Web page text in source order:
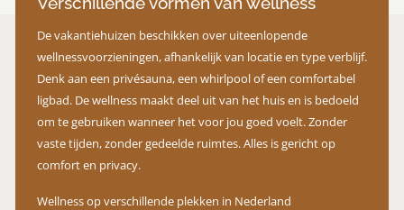
De vakantiehuizen beschikken over uiteenlopende
wellnessvoorzieningen, afhankelijk van locatie en type verblijf.
Denk aan een privésauna, een whirlpool of een comfortabel
ligbad. De wellness maakt deel uit van het huis en is bedoeld
om te gebruiken wanneer het voor jou goed voelt. Zonder
vaste tijden, zonder gedeelde ruimtes. Alles is gericht op
comfort en privacy.
Wellness op verschillende plekken in Nederland